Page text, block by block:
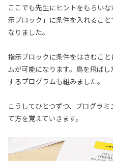
ここでも先生にヒントをもらい
示ブロック」に条件を入れるこ
なりました。
指示ブロックに条件をはさむこ
ムが可能になります。鳥を飛ば
するプログラムも組みました。
こうしてひとつずつ、プログラ
て方を覚えていきます。